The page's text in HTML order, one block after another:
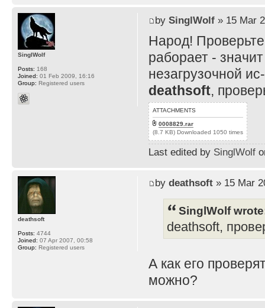
by SinglWolf» 15 Mar
Народ!
раборает -
незагрузочной
deathsoft,
ATTACHMENTS
0008829.rar
(8.7 KB) Downloaded 1050 times
Last edited by SinglWolf
SinglWolf
Posts: 168
Joined: 01 Feb 2009, 16:16
Group: Registered users
by deathsoft» 15 Mar
SinglWolf
deathsoft,
А как его
можно?
deathsoft
Posts: 4744
Joined: 07 Apr 2007, 00:58
Group: Registered users